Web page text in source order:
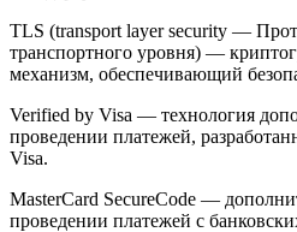
TLS (transport layer security —
транспортного уровня) —
механизм, обеспечивающий
Verified by Visa — технология
проведении платежей,
Visa.
MasterCard SecureCode —
проведении платежей с